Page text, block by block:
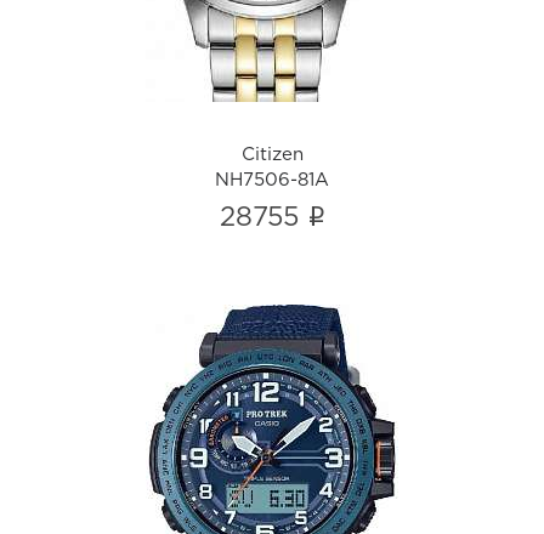
Citizen
NH7506-81A
28755 i
Pro Trek
PRG-601YB-2